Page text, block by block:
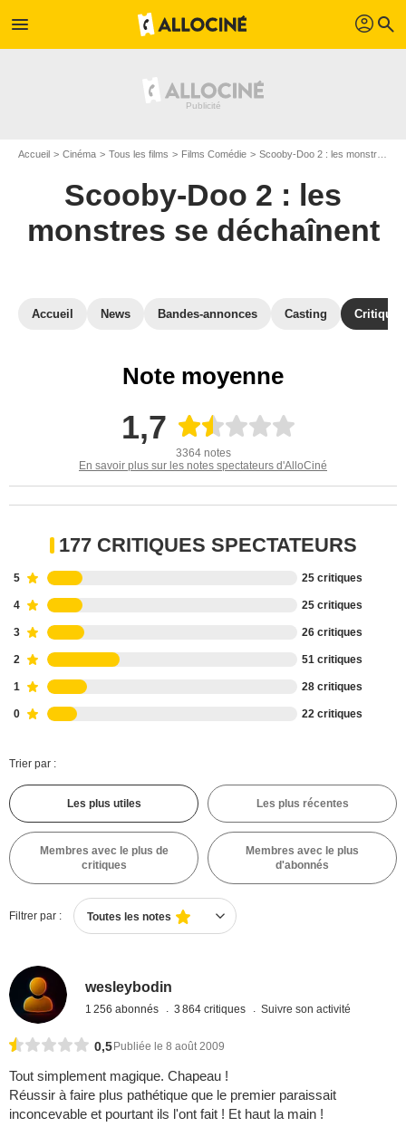
menu profil search
Accueil Cinéma Tous les films Films Comédie Scooby-Doo 2 : les monstres se déchaînent
Scooby-Doo 2 : les
monstres se déchaînent
Accueil News Bandes-annonces Casting
Note moyenne
1,7
3364 notes
En savoir plus sur les notes spectateurs d'AlloCiné
177 CRITIQUES SPECTATEURS
5 25 critiques
4 25 critiques
3 26 critiques
2 51 critiques
1 28 critiques
0 22 critiques
Trier par :
Les plus utiles Les plus récentes
Membres avec le plus de
critiques
Membres avec le plus
d'abonnés
Filtrer par : Toutes les notes
wesleybodin
1 256 abonnés 3 864 critiques Suivre son activité
0,5 Publiée le 8 août 2009
Tout simplement magique. Chapeau !
Réussir à faire plus pathétique que le premier paraissait
inconcevable et pourtant ils l'ont fait ! Et haut la main !